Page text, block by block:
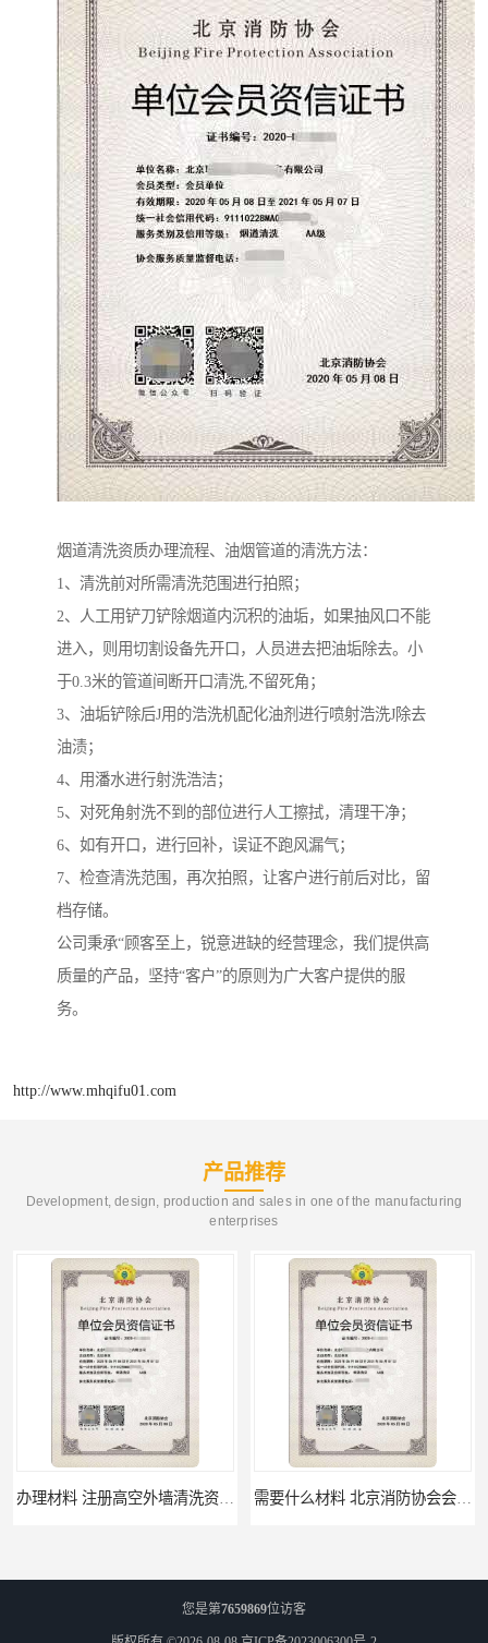
烟道清洗资质办理流程、油烟管道的清洗方法：
1、清洗前对所需清洗范围进行拍照；
2、人工用铲刀铲除烟道内沉积的油垢，如果抽风口不能
进入，则用切割设备先开口，人员进去把油垢除去。小
于0.3米的管道间断开口清洗,不留死角；
3、油垢铲除后J用的浩洗机配化油剂进行喷射浩洗J除去
油渍；
4、用潘水进行射洗浩洁；
5、对死角射洗不到的部位进行人工擦拭，清理干净；
6、如有开口，进行回补，误证不跑风漏气；
7、检查清洗范围，再次拍照，让客户进行前后对比，留
档存储。
公司秉承“顾客至上，锐意进缺的经营理念，我们提供高
质量的产品，坚持“客户”的原则为广大客户提供的服
务。
http://www.mhqifu01.com
产品推荐
Development, design, production and sales in one of the manufacturing
enterprises
您是第7659869位访客